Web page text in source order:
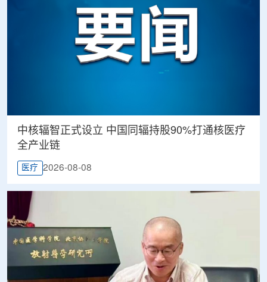
中核辐智正式设立 中国同辐持股90%打通核医疗
全产业链
医疗 2026-08-08